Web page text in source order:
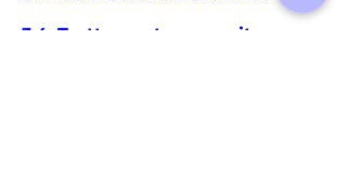
3.4. Trattamento a seguito